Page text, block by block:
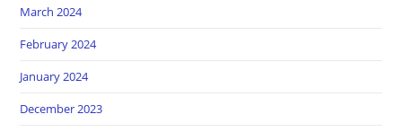
March 2024
February 2024
January 2024
December 2023